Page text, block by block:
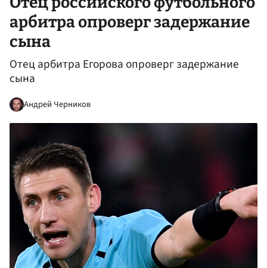
арбитра опроверг задержание
сына
Отец арбитра Егорова опроверг задержание
сына
Андрей Черников